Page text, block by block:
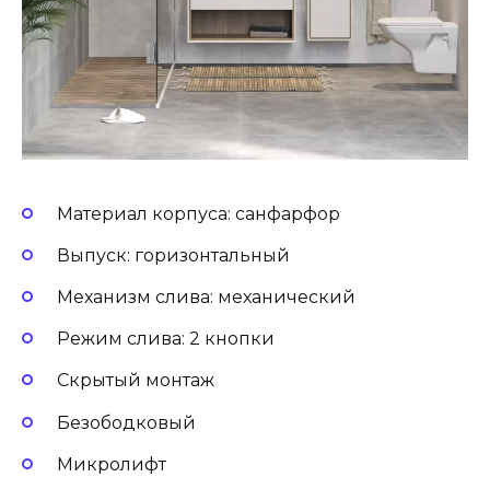
Материал корпуса: санфарфор
Выпуск: горизонтальный
Механизм слива: механический
Режим слива: 2 кнопки
Скрытый монтаж
Безободковый
Микролифт